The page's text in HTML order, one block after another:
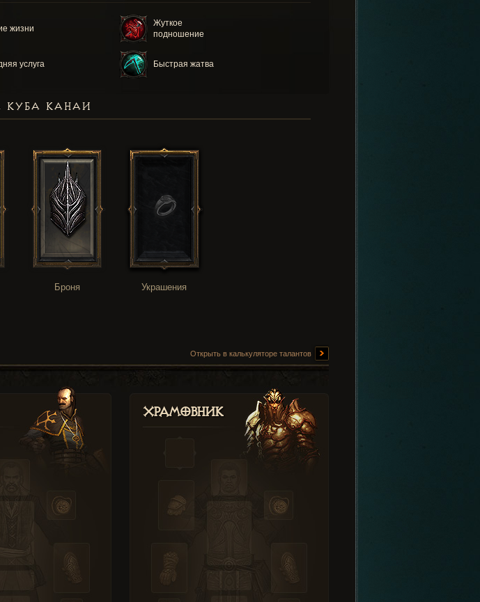
жизни
Жуткое
подношение
услуга Быстрая жатва
КУБА КАНАИ
Броня Украшения
Открыть в калькуляторе талантов
Храмовник